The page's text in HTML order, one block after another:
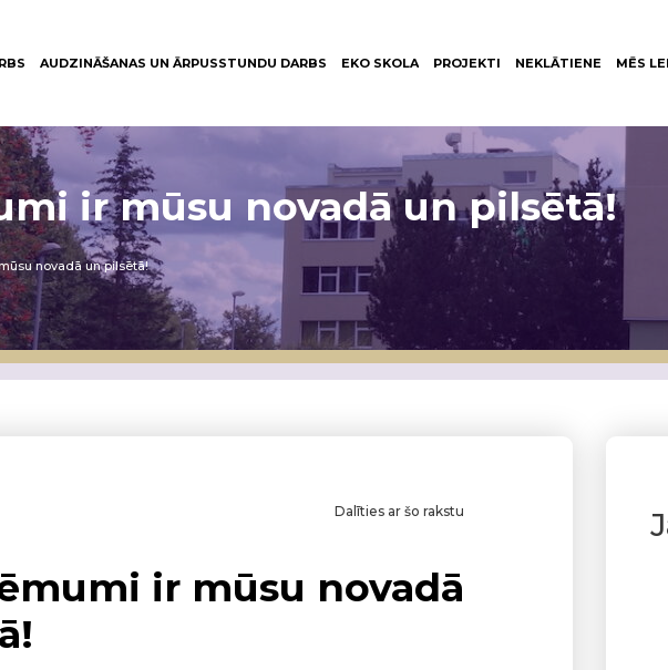
AUDZINĀŠANAS UN ĀRPUSSTUNDU DARBS EKO SKOLA PROJEKTI NEKLĀTIENE MĒS
ir mūsu novadā un pilsētā!
novadā un pilsētā!
Dalīties ar šo rakstu
ir mūsu novadā